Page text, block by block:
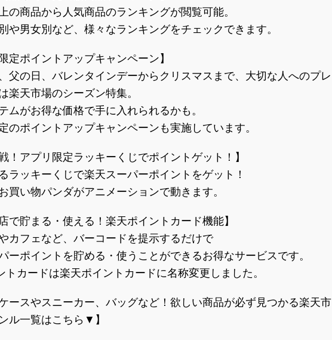
の商品から人気商品のランキングが閲覧可能。
や男女別など、様々なランキングをチェックできます。
定ポイントアップキャンペーン】
父の日、バレンタインデーからクリスマスまで、大切な人へのプレ
楽天市場のシーズン特集。
ムがお得な価格で手に入れられるかも。
のポイントアップキャンペーンも実施しています。
！アプリ限定ラッキーくじでポイントゲット！】
ラッキーくじで楽天スーパーポイントをゲット！
買い物パンダがアニメーションで動きます。
で貯まる・使える！楽天ポイントカード機能】
カフェなど、バーコードを提示するだけで
ーポイントを貯める・使うことができるお得なサービスです。
カードは楽天ポイントカードに名称変更しました。
ケースやスニーカー、バッグなど！欲しい商品が必ず見つかる楽天市
ル一覧はこちら▼】